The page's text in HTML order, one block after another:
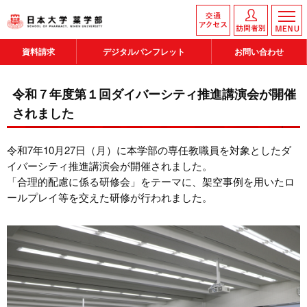
資料請求 デジタルパンフレット お問い合わせ
令和７年度第１回ダイバーシティ推進講演会が開催
されました
令和7年10月27日（月）に本学部の専任教職員を対象としたダ
イバーシティ推進講演会が開催されました。
「合理的配慮に係る研修会」をテーマに、架空事例を用いたロ
ールプレイ等を交えた研修が行われました。